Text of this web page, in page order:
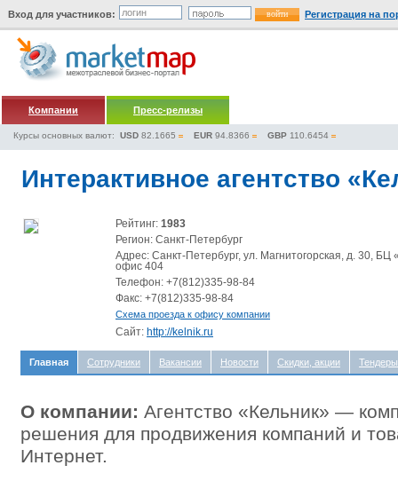
Вход для участников: Регистрация на
Компании Пресс-релизы
Курсы основных валют: USD 82.1665 EUR 94.8366 GBP 110.6454
Интерактивное агентство
Рейтинг: 1983
Регион: Санкт-Петербург
Адрес: Санкт-Петербург, ул. Магнитогорская, д. 30, БЦ
офис 404
Телефон: +7(812)335-98-84
Факс: +7(812)335-98-84
Схема проезда к офису компании
Сайт: http://kelnik.ru
Главная Сотрудники Вакансии Новости Скидки, акции Тендеры
О компании: Агентство «Кельник» —
решения для продвижения компаний и
Интернет.